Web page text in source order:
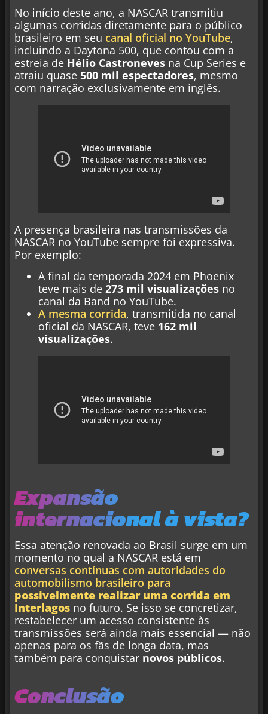
No início deste ano, a NASCAR transmitiu
algumas corridas diretamente para o público
brasileiro em seu canal oficial no YouTube,
incluindo a Daytona 500, que contou com a
estreia de Hélio Castroneves na Cup Series e
atraiu quase 500 mil espectadores, mesmo
com narração exclusivamente em inglês.
A presença brasileira nas transmissões da
NASCAR no YouTube sempre foi expressiva.
Por exemplo:
A final da temporada 2024 em Phoenix
teve mais de 273 mil visualizações no
canal da Band no YouTube.
A mesma corrida, transmitida no canal
oficial da NASCAR, teve 162 mil
visualizações.
Expansão
internacional à vista?
Essa atenção renovada ao Brasil surge em um
momento no qual a NASCAR está em
conversas contínuas com autoridades do
automobilismo brasileiro para
possivelmente realizar uma corrida em
Interlagos no futuro. Se isso se concretizar,
restabelecer um acesso consistente às
transmissões será ainda mais essencial — não
apenas para os fãs de longa data, mas
também para conquistar novos públicos.
Conclusão